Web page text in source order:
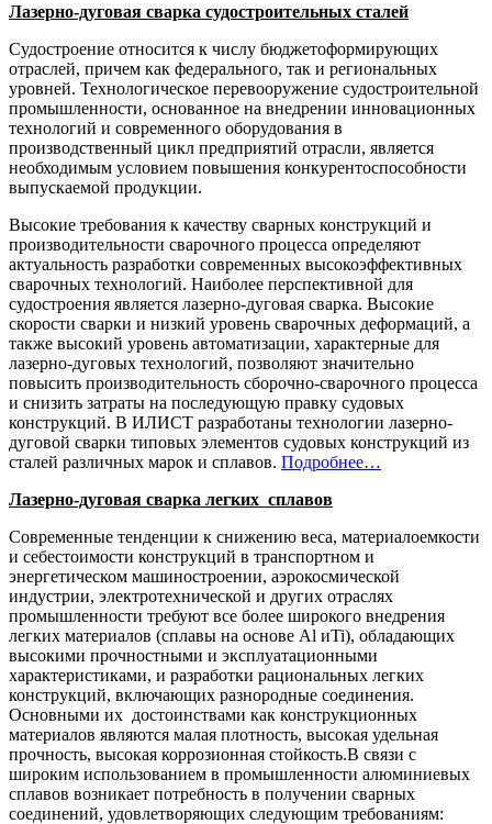
Лазерно-дуговая сварка судостроительных сталей
Судостроение относится к числу бюджетоформирующих
отраслей, причем как федерального, так и региональных
уровней. Технологическое перевооружение судостроительной
промышленности, основанное на внедрении инновационных
технологий и современного оборудования в
производственный цикл предприятий отрасли, является
необходимым условием повышения конкурентоспособности
выпускаемой продукции.
Высокие требования к качеству сварных конструкций и
производительности сварочного процесса определяют
актуальность разработки современных высокоэффективных
сварочных технологий. Наиболее перспективной для
судостроения является лазерно-дуговая сварка. Высокие
скорости сварки и низкий уровень сварочных деформаций, а
также высокий уровень автоматизации, характерные для
лазерно-дуговых технологий, позволяют значительно
повысить производительность сборочно-сварочного процесса
и снизить затраты на последующую правку судовых
конструкций. В ИЛИСТ разработаны технологии лазерно-
дуговой сварки типовых элементов судовых конструкций из
сталей различных марок и сплавов. Подробнее…
Лазерно-дуговая сварка легких сплавов
Современные тенденции к снижению веса, материалоемкости
и себестоимости конструкций в транспортном и
энергетическом машиностроении, аэрокосмической
индустрии, электротехнической и других отраслях
промышленности требуют все более широкого внедрения
легких материалов (сплавы на основе Al иTi), обладающих
высокими прочностными и эксплуатационными
характеристиками, и разработки рациональных легких
конструкций, включающих разнородные соединения.
Основными их достоинствами как конструкционных
материалов являются малая плотность, высокая удельная
прочность, высокая коррозионная стойкость.В связи с
широким использованием в промышленности алюминиевых
сплавов возникает потребность в получении сварных
соединений, удовлетворяющих следующим требованиям: